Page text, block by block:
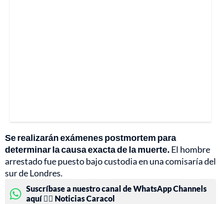
Se realizarán exámenes postmortem para
determinar la causa exacta de la muerte. El hombre
arrestado fue puesto bajo custodia en una comisaría del
sur de Londres.
Suscríbase a nuestro canal de WhatsApp Channels
aquí 👉🏻 Noticias Caracol